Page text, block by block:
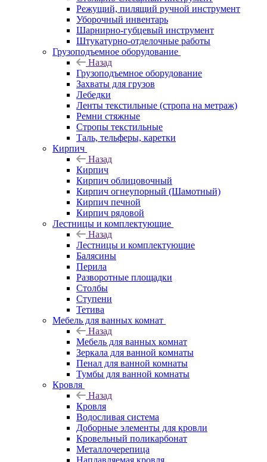
Режущий, пилящий ручной инструмент
Уборочный инвентарь
Шарнирно-губцевый инструмент
Штукатурно-отделочные работы
Грузоподъемное оборудование
Назад
Грузоподъемное оборудование
Захваты для грузов
Лебедки
Ленты текстильные (стропа на метраж)
Ремни стяжные
Стропы текстильные
Таль, тельферы, каретки
Кирпич
Назад
Кирпич
Кирпич облицовочный
Кирпич огнеупорный (Шамотный)
Кирпич печной
Кирпич рядовой
Лестницы и комплектующие
Назад
Лестницы и комплектующие
Балясины
Перила
Разворотные площадки
Столбы
Ступени
Тетива
Мебель для ванных комнат
Назад
Мебель для ванных комнат
Зеркала для ванной комнаты
Пенал для ванной комнаты
Тумбы для ванной комнаты
Кровля
Назад
Кровля
Водосливая система
Доборные элементы для кровли
Кровельный поликарбонат
Металлочерепица
Наплавляемая кровля